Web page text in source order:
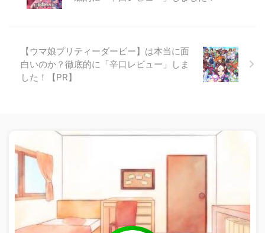
【ウマ娘プリティーダービー】は本当に面
白いのか？徹底的に「辛口レビュー」しま
した！【PR】